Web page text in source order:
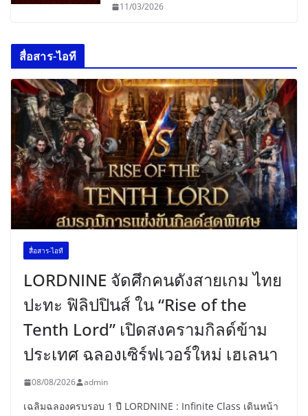
11/03/2026
สื่อสาร-ไอที
สื่อสาร-ไอที
LORDNINE จัดศึกคนดังสายเกม ไทย
ปะทะ ฟิลิปปินส์ ใน “Rise of the
Tenth Lord” เปิดสงครามกิลด์ข้าม
ประเทศ ฉลองเซิร์ฟเวอร์ใหม่ เฮเลนา
08/08/2026 admin
เฉลิมฉลองครบรอบ 1 ปี LORDNINE : Infinite Class เดินหน้า